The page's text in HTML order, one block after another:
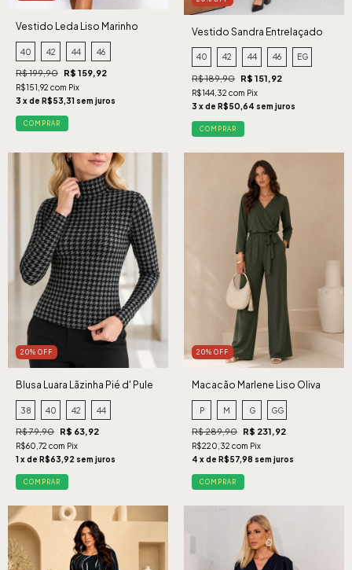
Vestido Leda Liso Marinho
40 42 44 46
R$ 199,90 R$ 159,92
R$151,92 com Pix
3 x de R$53,31 sem juros
COMPRAR
Vestido Sandra Entrelaçado
Preto
40 42 44 46 EG
R$ 189,90 R$ 151,92
R$144,32 com Pix
3 x de R$50,64 sem juros
COMPRAR
20% OFF
Blusa Luara Lãzinha Pié d' Pule
38 40 42 44
R$ 79,90 R$ 63,92
R$60,72 com Pix
1 x de R$63,92 sem juros
COMPRAR
20% OFF
Macacão Marlene Liso Oliva
P M G GG
R$ 289,90 R$ 231,92
R$220,32 com Pix
4 x de R$57,98 sem juros
COMPRAR